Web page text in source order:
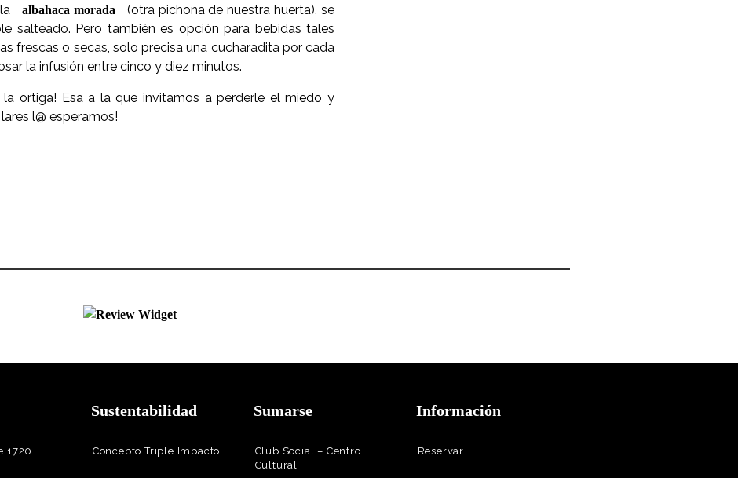
albahaca morada
(otra pichona de nuestra huerta), se
salteado. Pero también es opción para bebidas tales
frescas o secas, solo precisa una cucharadita por cada
la infusión entre cinco y diez minutos.
ortiga! Esa a la que invitamos a perderle el miedo y
l@ esperamos!
1720
Sustentabilidad
Concepto Triple Impacto
Sumarse
Club Social – Centro
Cultural
Información
Reservar